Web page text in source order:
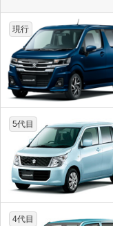
現行
5代目
4代目